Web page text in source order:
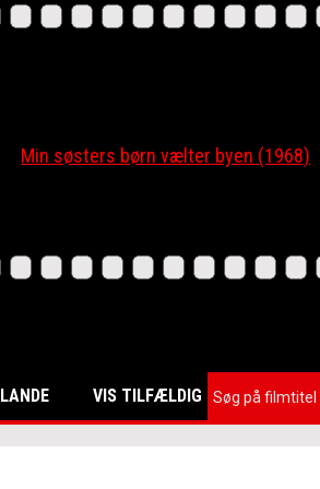
Min søsters børn vælter byen (1968)
LANDE VIS TILFÆLDIG